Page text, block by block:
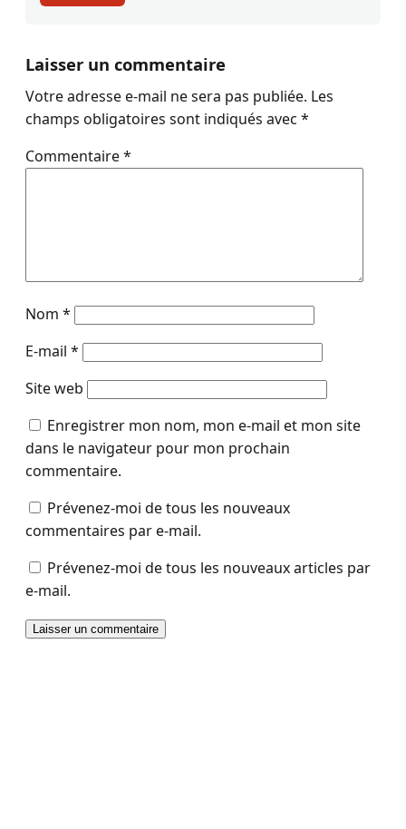
Laisser un commentaire
Votre adresse e-mail ne sera pas publiée. Les
champs obligatoires sont indiqués avec *
Commentaire*
Nom *
E-mail *
Site web
Enregistrer mon nom, mon e-mail et mon site
dans le navigateur pour mon prochain
commentaire.
Prévenez-moi de tous les nouveaux
commentaires par e-mail.
Prévenez-moi de tous les nouveaux articles par
e-mail.